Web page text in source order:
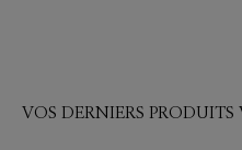
VOS DERNIERS PRODUITS